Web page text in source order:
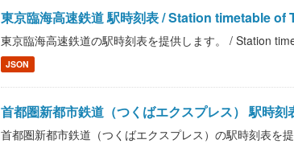
東京臨海高速鉄道 駅時刻表 / Station timetable of
東京臨海高速鉄道の駅時刻表を提供します。 / Station
JSON
首都圏新都市鉄道（つくばエクスプレス） 駅時
首都圏新都市鉄道（つくばエクスプレス）の駅時刻表